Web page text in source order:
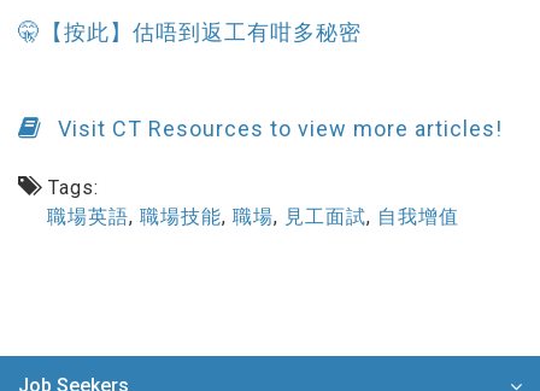
🤫【按此】估唔到返工有咁多秘密
Visit CT Resources to view more articles!
Tags:
職場英語, 職場技能, 職場, 見工面試, 自我增值
Job Seekers